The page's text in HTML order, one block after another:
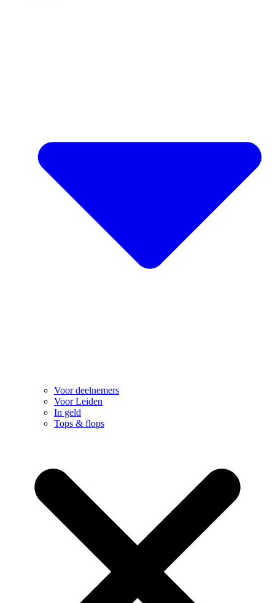
Voor deelnemers
Voor Leiden
In geld
Tops & flops